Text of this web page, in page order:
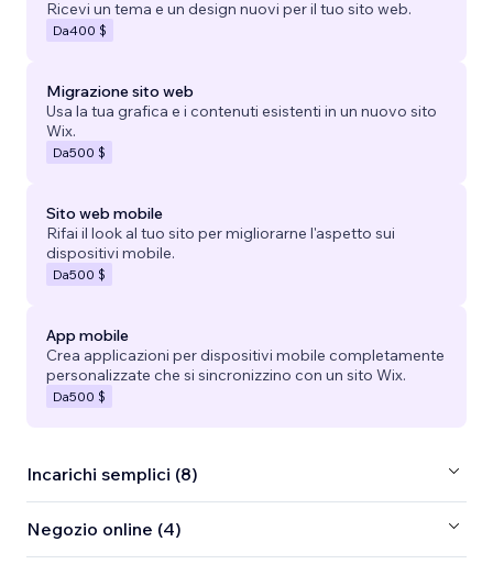
Ricevi un tema e un design nuovi per il tuo sito web.
Da400 $
Migrazione sito web
Usa la tua grafica e i contenuti esistenti in un nuovo sito
Wix.
Da500 $
Sito web mobile
Rifai il look al tuo sito per migliorarne l'aspetto sui
dispositivi mobile.
Da500 $
App mobile
Crea applicazioni per dispositivi mobile completamente
personalizzate che si sincronizzino con un sito Wix.
Da500 $
Incarichi semplici (8)
Negozio online (4)